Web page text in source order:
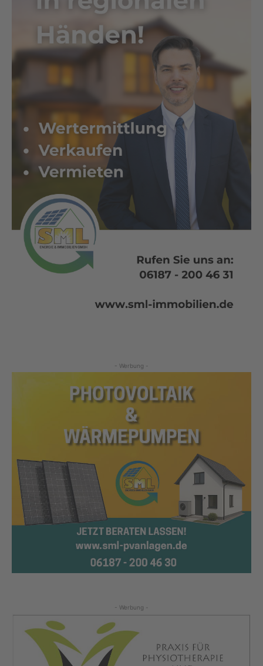
- Werbung -
- Werbung -